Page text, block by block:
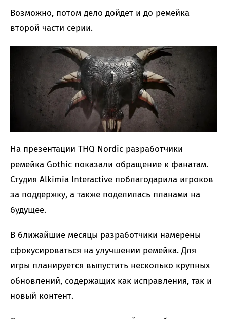
Возможно, потом дело дойдет и до ремейка
второй части серии.
На презентации THQ Nordic разработчики
ремейка Gothic показали обращение к фанатам.
Студия Alkimia Interactive поблагодарила игроков
за поддержку, а также поделилась планами на
будущее.
В ближайшие месяцы разработчики намерены
сфокусироваться на улучшении ремейка. Для
игры планируется выпустить несколько крупных
обновлений, содержащих как исправления, так и
новый контент.